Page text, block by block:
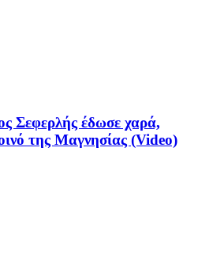
Σεφερλής έδωσε χαρά,
της Μαγνησίας (Video)